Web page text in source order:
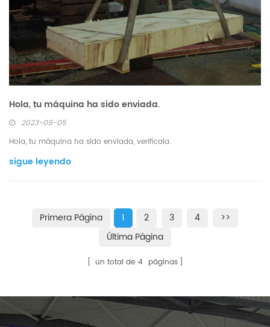
Hola, tu máquina ha sido enviada.
2023-09-05
Hola, tu máquina ha sido enviada, verifícala.
sigue leyendo
Primera Página 1 2 3 4
>>
Última Página
un total de 4 páginas